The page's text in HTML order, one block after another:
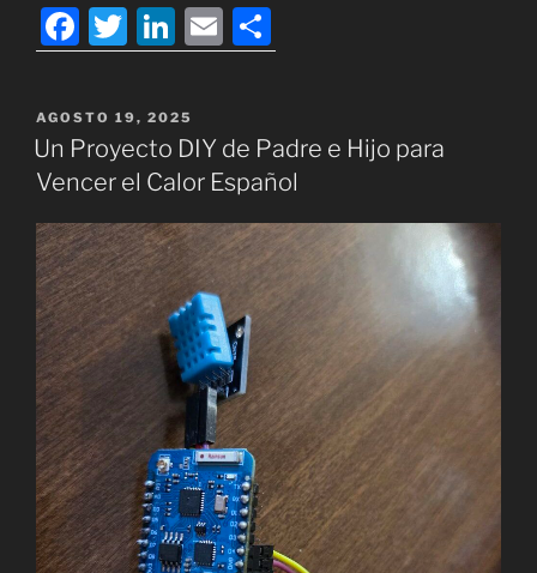
prácticos
para
Mac:
que
he
aprendido
tras
años
jugando
en
Mac»
F
a
c
e
b
o
o
k
T
w
itt
er
Li
n
k
e
dI
n
E
m
l
o
p
ar
tir
PUBLICADO
EL
AGOSTO 19, 2025
Un Proyecto DIY de Padre e Hijo para
Vencer el Calor Español